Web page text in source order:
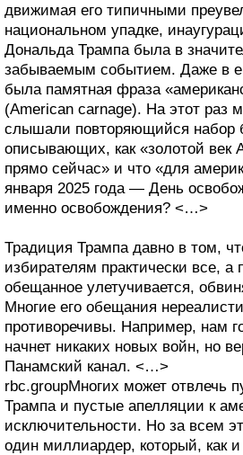
движимая его типичными
национальном упадке,
Дональда Трампа была в
забываемым событием. Даже в
была памятная фраза
(American carnage). На этот раз
слышали повторяющийся набор
описывающих, как «золотой век
прямо сейчас» и что «для
января 2025 года — День
именно освобождения? <…>
Традиция Трампа давно в том,
избирателям практически все, а
обещанное улетучивается,
Многие его обещания
противоречивы. Например, нам
начнет никаких новых войн, но
Панамский канал. <…>
rbc.groupМногих может отвлечь
Трампа и пустые апелляции к
исключительности. Но за всем
один миллиардер, который, как и